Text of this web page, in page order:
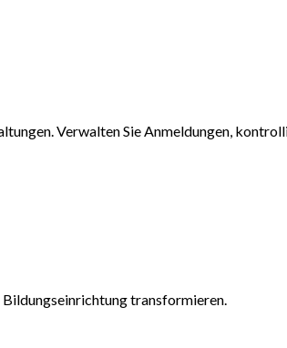
Verwalten Sie Anmeldungen,
Bildungseinrichtung transformieren.